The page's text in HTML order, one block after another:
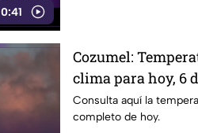
0:41
Cozumel:
clima para hoy, 6
Consulta aquí la
completo de hoy.